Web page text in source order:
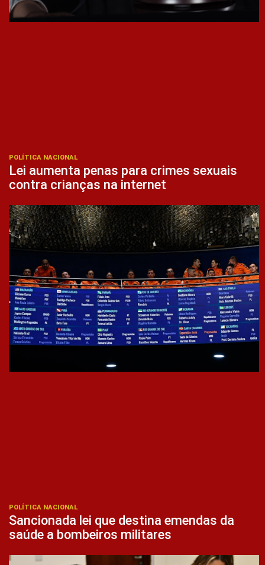
POLÍTICA NACIONAL
Lei aumenta penas para crimes sexuais
contra crianças na internet
POLÍTICA NACIONAL
Sancionada lei que destina emendas da
saúde a bombeiros militares